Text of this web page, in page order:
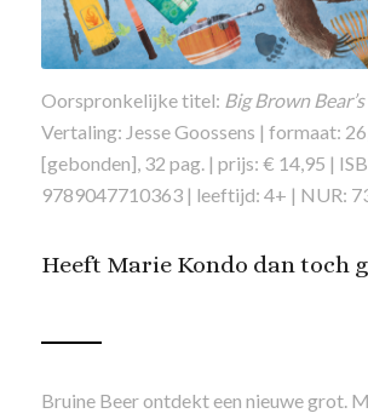
Oorspronkelijke titel: Big Brown
Vertaling: Jesse Goossens | formaat:
[gebonden], 32 pag. | prijs: € 14,95 |
9789047710363 | leeftijd: 4+ | NUR:
Heeft Marie Kondo dan toch
Bruine Beer ontdekt een nieuwe grot.